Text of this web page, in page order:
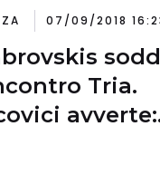
07/09/2018
Tria.
avverte: